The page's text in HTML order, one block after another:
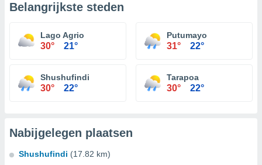
Belangrijkste steden
Lago Agrio
30° 21°
Putumayo
31° 22°
Shushufindi
30° 22°
Tarapoa
30° 22°
Nabijgelegen plaatsen
Shushufindi (17.82 km)